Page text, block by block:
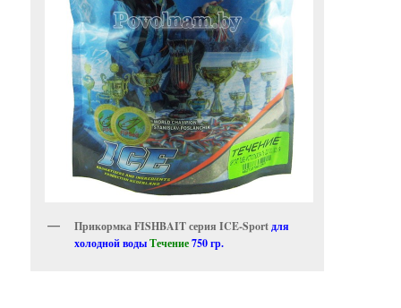
Прикормка FISHBAIT серия ICE-Sportдля
холодной водыТечение750 гр.